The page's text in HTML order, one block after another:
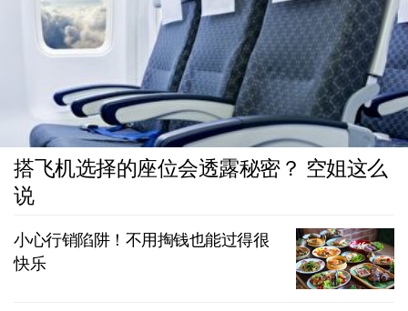
搭飞机选择的座位会透露秘密？ 空姐这么
说
小心行销陷阱！不用掏钱也能过得很
快乐